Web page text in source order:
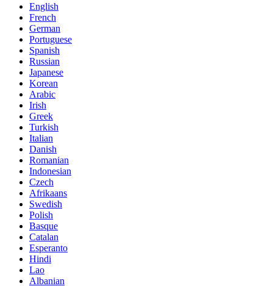
English
French
German
Portuguese
Spanish
Russian
Japanese
Korean
Arabic
Irish
Greek
Turkish
Italian
Danish
Romanian
Indonesian
Czech
Afrikaans
Swedish
Polish
Basque
Catalan
Esperanto
Hindi
Lao
Albanian